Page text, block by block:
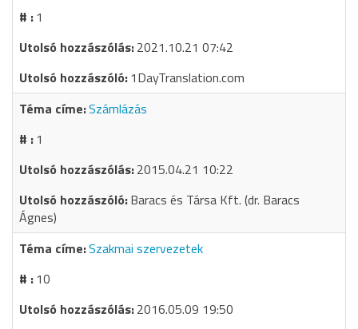
1
2021.10.21 07:42
1DayTranslation.com
Számlázás
1
2015.04.21 10:22
Baracs és Társa Kft. (dr. Baracs
Ágnes)
Szakmai szervezetek
10
2016.05.09 19:50